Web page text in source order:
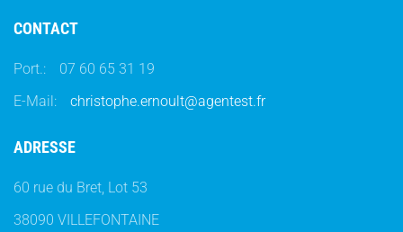
CONTACT
Port.:
07 60 65 31 19
E-Mail:
christophe.ernoult@agentest.fr
ADRESSE
60 rue du Bret, Lot 53
38090 VILLEFONTAINE